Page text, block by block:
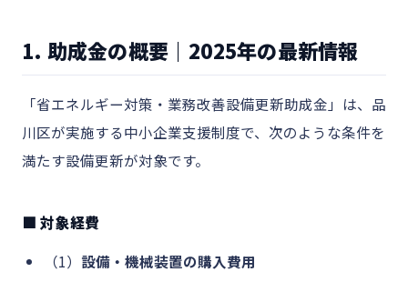
1. 助成金の概要｜2025年の最新情報
「省エネルギー対策・業務改善設備更新助成金」は、品
川区が実施する中小企業支援制度で、次のような条件を
満たす設備更新が対象です。
■ 対象経費
（1） 設備・機械装置の購入費用